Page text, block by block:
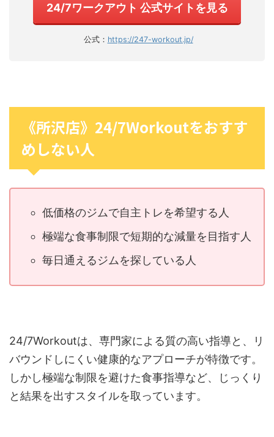
24/7ワークアウト 公式サイトを見る
公式： https://247-workout.jp/
《所沢店》24/7Workoutをおすす
めしない人
低価格のジムで自主トレを希望する人
極端な食事制限で短期的な減量を目指す人
毎日通えるジムを探している人
24/7Workoutは、専門家による質の高い指導と、リ
バウンドしにくい健康的なアプローチが特徴です。
しかし極端な制限を避けた食事指導など、じっくり
と結果を出すスタイルを取っています。